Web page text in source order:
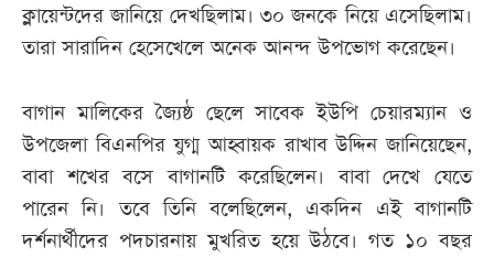
ক্লায়েন্টদের জানিয়ে দেখছিলাম। ৩০ জনকে নিয়ে এসেছিলাম।
তারা সারাদিন হেসেখেলে অনেক আনন্দ উপভোগ করেছেন।
বাগান মালিকের জ্যৈষ্ঠ ছেলে সাবেক ইউপি চেয়ারম্যান ও
উপজেলা বিএনপির যুগ্ম আহ্বায়ক রাখাব উদ্দিন জানিয়েছেন,
বাবা শখের বসে বাগানটি করেছিলেন। বাবা দেখে যেতে
পারেন নি। তবে তিনি বলেছিলেন, একদিন এই বাগানটি
দর্শনার্থীদের পদচারনায় মুখরিত হয়ে উঠবে। গত ১০ বছর